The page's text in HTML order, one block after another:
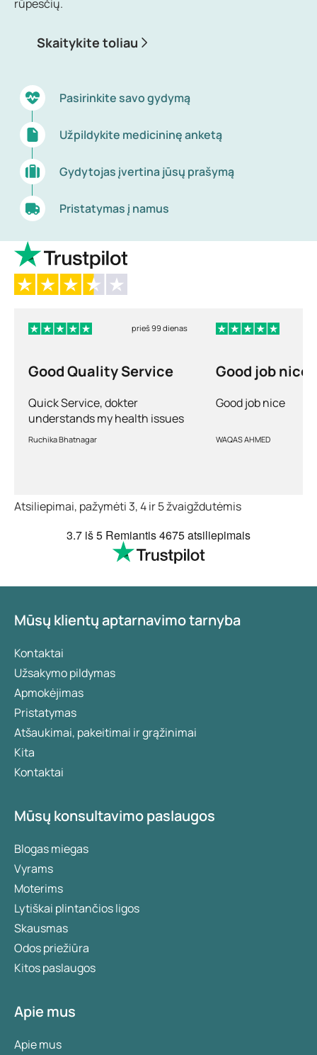
rūpesčių.
Skaitykite toliau
Pasirinkite savo gydymą
Užpildykite medicininę anketą
Gydytojas įvertina jūsų prašymą
Pristatymas į namus
prieš 99 dienas
Good Quality Service
Quick Service, dokter
understands my health issues
and good diagnosis
Ruchika Bhatnagar
Good job nice
Good job nice
WAQAS AHMED
Atsiliepimai, pažymėti 3, 4 ir 5 žvaigždutėmis
3.7 iš 5 Remiantis4675 atsiliepimais
Mūsų klientų aptarnavimo tarnyba
Kontaktai
Užsakymo pildymas
Apmokėjimas
Pristatymas
Atšaukimai, pakeitimai ir grąžinimai
Kita
Kontaktai
Mūsų konsultavimo paslaugos
Blogas miegas
Vyrams
Moterims
Lytiškai plintančios ligos
Skausmas
Odos priežiūra
Kitos paslaugos
Apie mus
Apie mus